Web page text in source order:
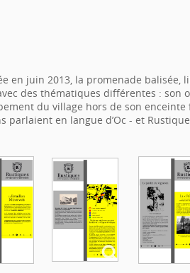
en juin 2013, la promenade balisée,
des thématiques différentes :
du village hors de son
parlaient en langue d’Oc - et